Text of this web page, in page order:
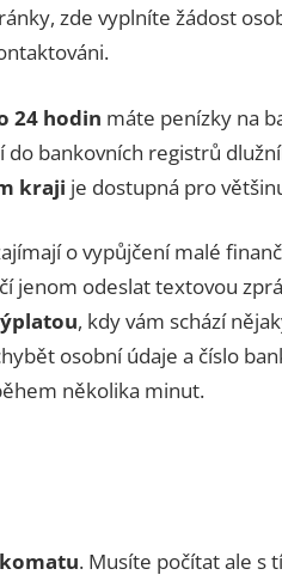
zde vyplníte žádost
24 hodin máte penízky na
bankovních registrů
kraji je dostupná pro
o vypůjčení malé
jenom odeslat textovou
, kdy vám schází
osobní údaje a číslo
několika minut.
. Musíte počítat ale s